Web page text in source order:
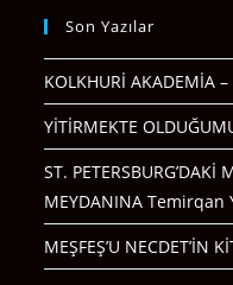
Son Yazılar
KOLKHURİ AKADEMİA
YİTİRMEKTE
ST. PETERSBURG’DAKİ
MEYDANINA Temirqan
MEŞFEŞ’U NECDET’İN